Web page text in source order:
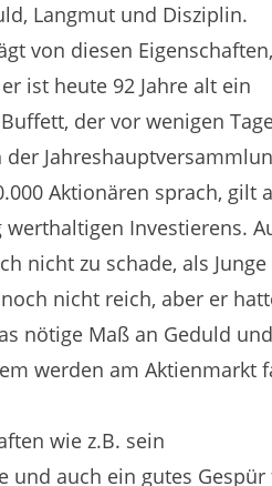
Langmut und Disziplin.
von diesen Eigenschaften,
ist heute 92 Jahre alt ein
der vor wenigen
Aktionären sprach, gilt
Investierens.
nicht zu schade, als Junge
nicht reich, aber er
nötige Maß an Geduld und
werden am Aktienmarkt
wie z.B. sein
und auch ein gutes